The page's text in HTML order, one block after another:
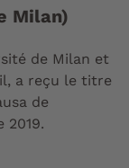
Milan)
de Milan et
a reçu le titre
de
2019.